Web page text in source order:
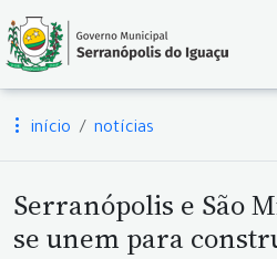
início notícias
Serranópolis e São
se unem para